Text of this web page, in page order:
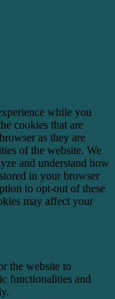
while you
cookies that are
as they are
of the website. We
and understand how
in your browser
to opt-out of these
may affect your
the website to
functionalities and